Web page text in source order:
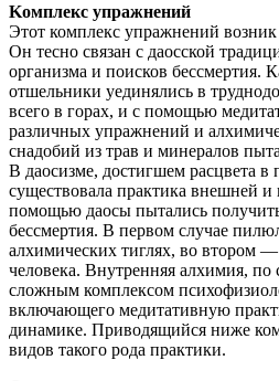
Kомплекс упражнений
Этот комплекс упражнений возник
Он тесно связан с даосской
организма и поисков бессмертия.
отшельники уединялись в
всего в горах, и с помощью
различных упражнений и
снадобий из трав и минералов
В даосизме, достигшем расцвета
существовала практика внешней
помощью даосы пытались
бессмертия. В первом случае
алхимических тиглях, во втором
человека. Внутренняя алхимия, по
сложным комплексом
включающего медитативную
динамике. Приводящийся ниже
видов такого рода практики.